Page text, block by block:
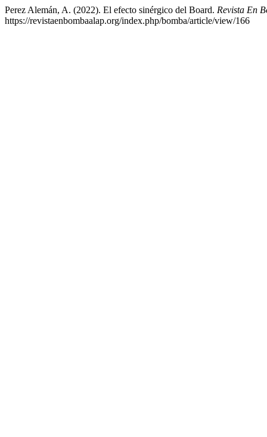
Perez Alemán, A. (2022). El efecto sinérgico del Board. Revista En
https://revistaenbombaalap.org/index.php/bomba/article/view/166